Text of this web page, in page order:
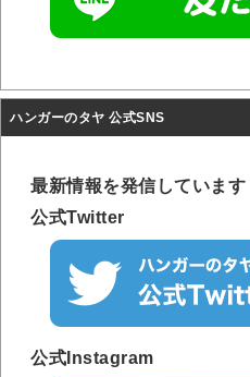
ハンガーのタヤ 公式SNS
最新情報を発信しています
公式Twitter
公式Instagram